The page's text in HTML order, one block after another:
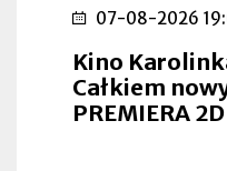
07-08-2026
Kino
Całkiem
PREMIERA